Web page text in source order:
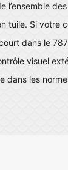
l’ensemble
tuile. Si votre
dans le
visuel
dans les